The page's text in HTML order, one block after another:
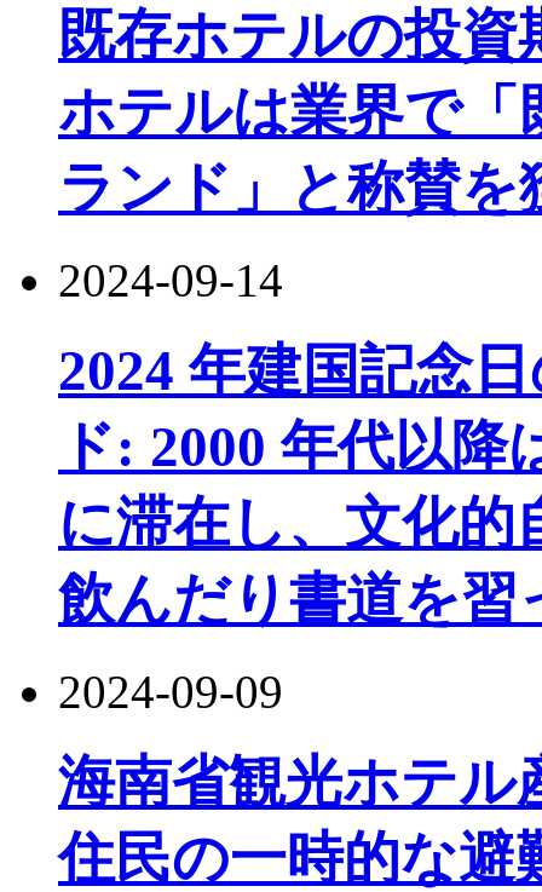
既存ホテルの投資
ホテルは業界で「
ランド」と称賛を
2024-09-14
2024 年建国記念
ド: 2000 年代以
に滞在し、文化
飲んだり書道を習
2024-09-09
海南省観光ホ​​テル
住民の一時的な避